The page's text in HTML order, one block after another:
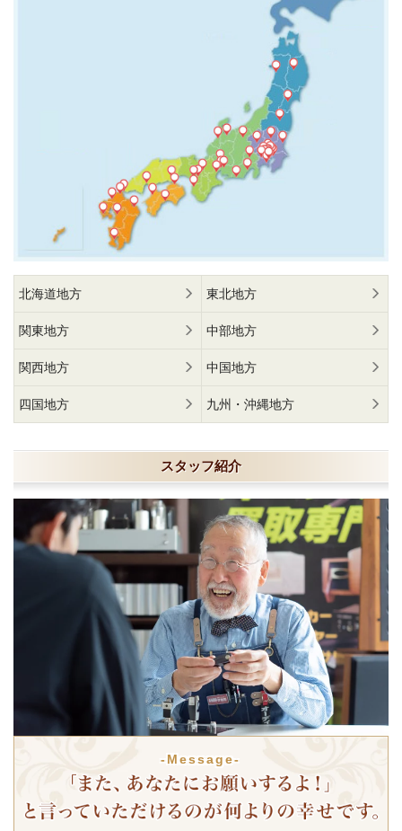
北海道地方 東北地方
関東地方 中部地方
関西地方 中国地方
四国地方 九州・沖縄地方
スタッフ紹介
-Message-